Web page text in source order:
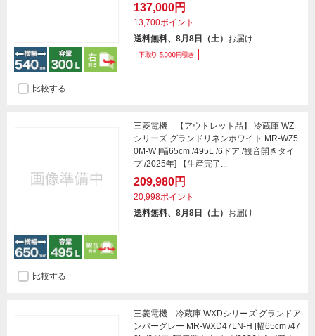
137,000円
13,700ポイント
送料無料、8月8日（土） お届け
比較する
三菱電機 【アウトレット品】 冷蔵庫 WZ
シリーズ グランドリネンホワイト MR-WZ5
0M-W [幅65cm /495L /6ドア /観音開きタイ
プ /2025年] 【生産完了...
209,980円
20,998ポイント
送料無料、8月8日（土） お届け
比較する
三菱電機 冷蔵庫 WXDシリーズ グランドア
ンバーグレー MR-WXD47LN-H [幅65cm /47